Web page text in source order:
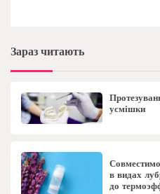
Зараз читають
усмішки
в видах
до